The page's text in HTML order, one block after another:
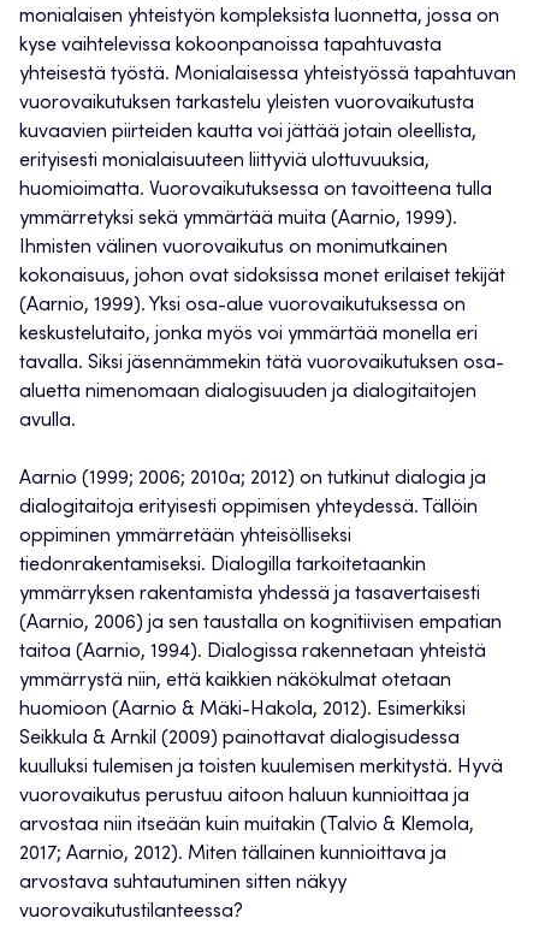
monialaisen yhteistyön kompleksista luonnetta, jossa on
kyse vaihtelevissa kokoonpanoissa tapahtuvasta
yhteisestä työstä. Monialaisessa yhteistyössä tapahtuvan
vuorovaikutuksen tarkastelu yleisten vuorovaikutusta
kuvaavien piirteiden kautta voi jättää jotain oleellista,
erityisesti monialaisuuteen liittyviä ulottuvuuksia,
huomioimatta. Vuorovaikutuksessa on tavoitteena tulla
ymmärretyksi sekä ymmärtää muita (Aarnio, 1999).
Ihmisten välinen vuorovaikutus on monimutkainen
kokonaisuus, johon ovat sidoksissa monet erilaiset tekijät
(Aarnio, 1999). Yksi osa-alue vuorovaikutuksessa on
keskustelutaito, jonka myös voi ymmärtää monella eri
tavalla. Siksi jäsennämmekin tätä vuorovaikutuksen osa-
aluetta nimenomaan dialogisuuden ja dialogitaitojen
avulla.
Aarnio (1999; 2006; 2010a; 2012) on tutkinut dialogia ja
dialogitaitoja erityisesti oppimisen yhteydessä. Tällöin
oppiminen ymmärretään yhteisölliseksi
tiedonrakentamiseksi. Dialogilla tarkoitetaankin
ymmärryksen rakentamista yhdessä ja tasavertaisesti
(Aarnio, 2006) ja sen taustalla on kognitiivisen empatian
taitoa (Aarnio, 1994). Dialogissa rakennetaan yhteistä
ymmärrystä niin, että kaikkien näkökulmat otetaan
huomioon (Aarnio & Mäki-Hakola, 2012). Esimerkiksi
Seikkula & Arnkil (2009) painottavat dialogisudessa
kuulluksi tulemisen ja toisten kuulemisen merkitystä. Hyvä
vuorovaikutus perustuu aitoon haluun kunnioittaa ja
arvostaa niin itseään kuin muitakin (Talvio & Klemola,
2017; Aarnio, 2012). Miten tällainen kunnioittava ja
arvostava suhtautuminen sitten näkyy
vuorovaikutustilanteessa?